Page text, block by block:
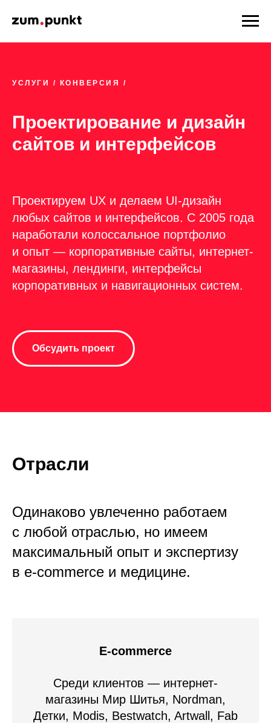
УСЛУГИ / КОНВЕРСИЯ /
Проектирование и дизайн
сайтов и интерфейсов
Проектируем UX и делаем UI-дизайн
любых сайтов и интерфейсов. С 2005 года
наработали колоссальное портфолио
и опыт — корпоративные сайты, интернет-
магазины, лендинги, интерфейсы
корпоративных и навигационных систем.
Обсудить проект
Отрасли
Одинаково увлеченно работаем
с любой отраслью, но имеем
максимальный опыт и экспертизу
в e-commerce и медицине.
E-commerce
Среди клиентов — интернет-
магазины Мир Шитья, Nordman,
Детки, Modis, Bestwatch, Artwall, Fab